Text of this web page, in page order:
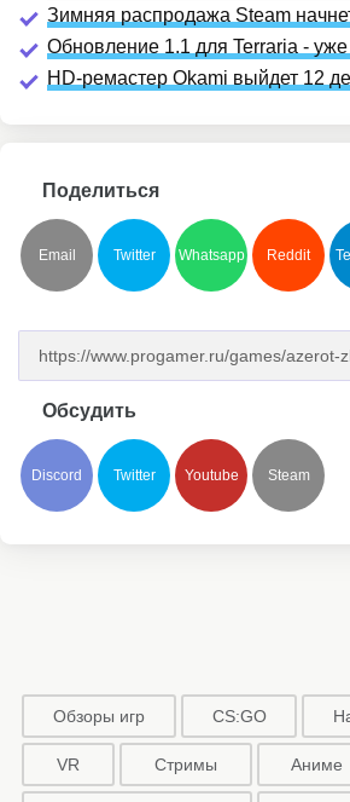
Зимняя распродажа Steam
Обновление 1.1 для Terraria - уже
HD-ремастер Okami выйдет 12
Поделиться
Email Twitter Whatsapp Reddit
Обсудить
Discord Twitter Youtube Steam
Обзоры игр CS:GO
VR Стримы Аниме